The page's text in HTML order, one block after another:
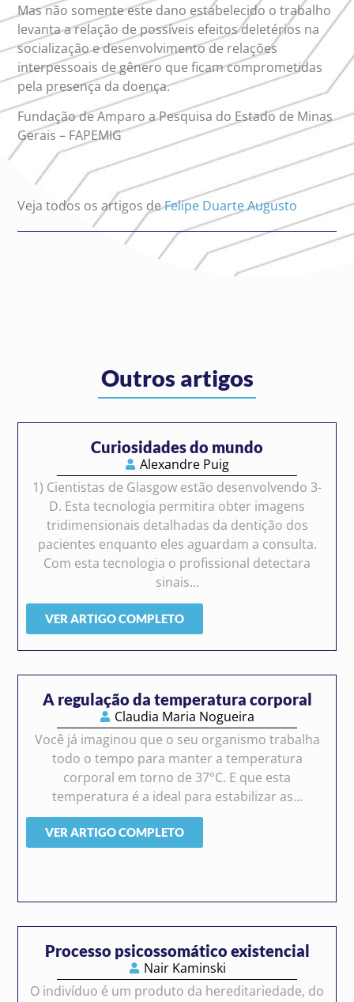
Mas não somente este dano estabelecido o trabalho
levanta a relação de possíveis efeitos deletérios na
socialização e desenvolvimento de relações
interpessoais de gênero que ficam comprometidas
pela presença da doença.
Fundação de Amparo a Pesquisa do Estado de Minas
Gerais – FAPEMIG
Veja todos os artigos deFelipe Duarte Augusto
Outros artigos
Curiosidades do mundo
Alexandre Puig
1) Cientistas de Glasgow estão desenvolvendo 3-
D. Esta tecnologia permitira obter imagens
tridimensionais detalhadas da dentição dos
pacientes enquanto eles aguardam a consulta.
Com esta tecnologia o profissional detectara
sinais...
VER ARTIGO COMPLETO
A regulação da temperatura corporal
Claudia Maria Nogueira
Você já imaginou que o seu organismo trabalha
todo o tempo para manter a temperatura
corporal em torno de 37°C. E que esta
temperatura é a ideal para estabilizar as...
VER ARTIGO COMPLETO
Processo psicossomático existencial
Nair Kaminski
O indivíduo é um produto da hereditariedade, do